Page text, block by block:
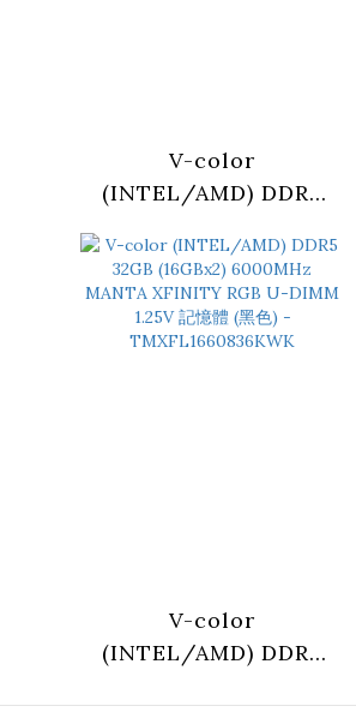
V-color
(INTEL/AMD) DDR5
6000MHz MANTA
XFINITY RGB U-
DIMM 1.35V 記憶體(白
色) -
V-color
(INTEL/AMD) DDR5